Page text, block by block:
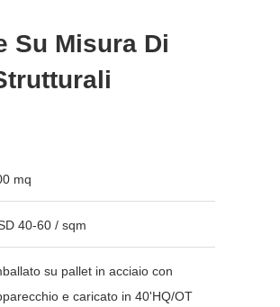
Su Misura Di
mq
40-60 / sqm
su pallet in acciaio con
e caricato in 40'HQ/OT